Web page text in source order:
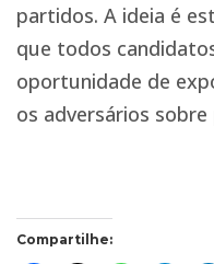
partidos. A ideia é
que todos
oportunidade de
os adversários
Compartilhe: